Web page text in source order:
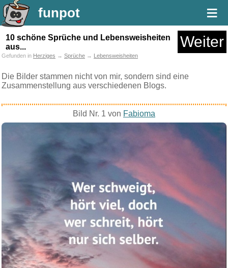
funpot ≡
10 schöne Sprüche und Lebensweisheiten
aus...
Weiter
Gefunden in Herziges → Sprüche → Lebensweisheiten
Die Bilder stammen nicht von mir, sondern sind eine
Zusammenstellung aus verschiedenen Blogs.
Bild Nr. 1 von Fabioma